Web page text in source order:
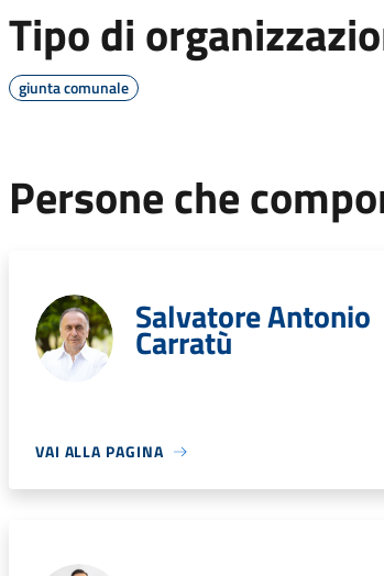
Tipo di
giunta comunale
Persone che
Salvatore Antonio
Carratù
VAI ALLA PAGINA